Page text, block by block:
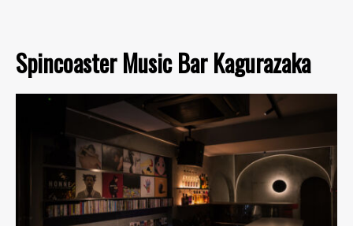
Spincoaster Music Bar Kagurazaka